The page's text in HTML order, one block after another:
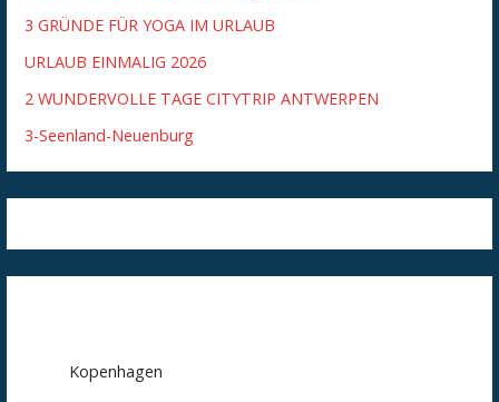
3 GRÜNDE FÜR YOGA IM URLAUB
URLAUB EINMALIG 2026
2 WUNDERVOLLE TAGE CITYTRIP ANTWERPEN
3-Seenland-Neuenburg
Kopenhagen